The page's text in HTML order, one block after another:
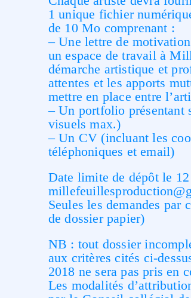
1 unique fichier
de 10 Mo comprenant :
– Une lettre de
un espace de travail à
démarche artistique et
attentes et les apports
mettre en place entre
– Un portfolio présentant
visuels max.)
– Un CV (incluant les
téléphoniques et email)
Date limite de dépôt le
Seules les demandes par
de dossier papier)
NB : tout dossier
aux critères cités ci-
2018 ne sera pas pris en
Les modalités